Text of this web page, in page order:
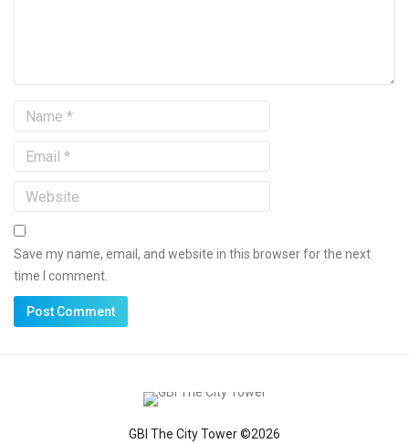
Save my name, email, and website in this browser for the next
time I comment.
GBI The City Tower ©2026